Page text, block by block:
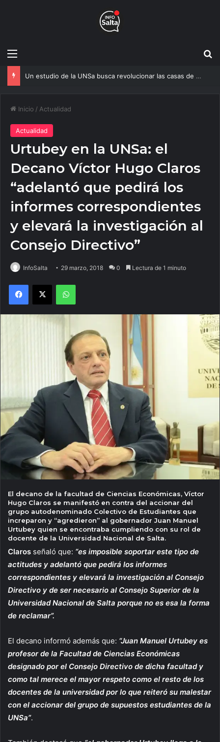
Menú
Un estudio de la UNSa busca revolucionar las casas de adobe y hacerlas más seguras
Inicio / Actualidad
Actualidad
Urtubey en la UNSa: el
Decano Víctor Hugo Claros
“adelantó que pedirá los
informes correspondientes
y elevará la investigación al
Consejo Directivo”
InfoSalta 29 marzo, 2018 0 Lectura de 1 minuto
Facebook
X WhatsApp
El decano de la facultad de Ciencias Económicas, Víctor
Hugo Claros se manifestó en contra del accionar del
grupo autodenominado Colectivo de Estudiantes que
increparon y “agredieron” al gobernador Juan Manuel
Urtubey quien se encontraba cumpliendo con su rol de
docente de la Universidad Nacional de Salta.
Claros señaló que: “es imposible soportar este tipo de
actitudes y adelantó que pedirá los informes
correspondientes y elevará la investigación al Consejo
Directivo y de ser necesario al Consejo Superior de la
Universidad Nacional de Salta porque no es esa la forma
de reclamar”.
El decano informó además que: “Juan Manuel Urtubey es
profesor de la Facultad de Ciencias Económicas
designado por el Consejo Directivo de dicha facultad y
como tal merece el mayor respeto como el resto de los
docentes de la universidad por lo que reiteró su malestar
con el accionar del grupo de supuestos estudiantes de la
UNSa”.